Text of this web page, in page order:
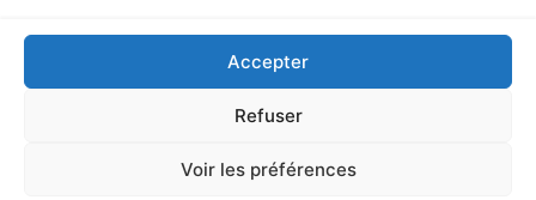
Accepter
Refuser
Voir les préférences
Tout Sur La Cyber